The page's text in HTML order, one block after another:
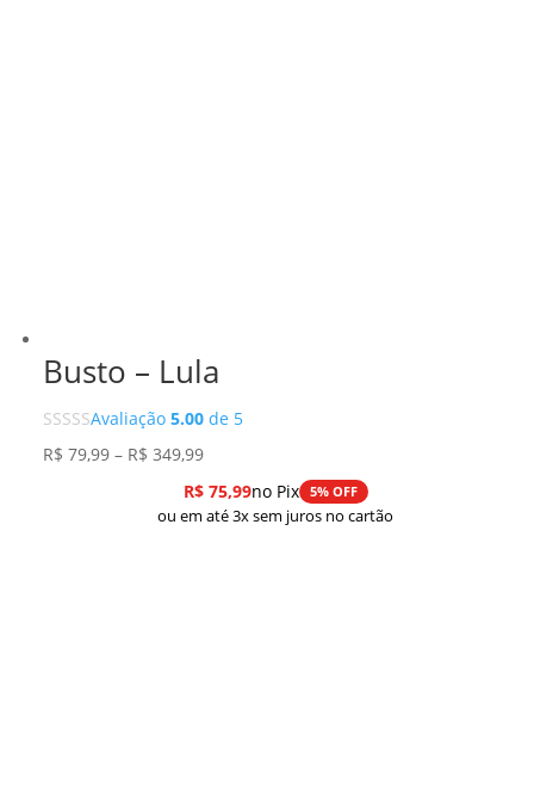
Busto – Lula
Avaliação5.00 de 5
R$ 79,99 – R$ 349,99Faixa
de
preço:
R$75,99no Pix 5% OFF
ou em até 3x sem juros no cartão